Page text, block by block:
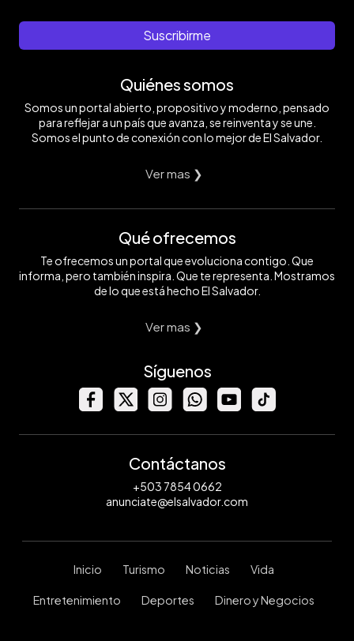
Suscribirme
Quiénes somos
Somos un portal abierto, propositivo y moderno, pensado
para reflejar a un país que avanza, se reinventa y se une.
Somos el punto de conexión con lo mejor de El Salvador.
Ver mas ❯
Qué ofrecemos
Te ofrecemos un portal que evoluciona contigo. Que
informa, pero también inspira. Que te representa. Mostramos
de lo que está hecho El Salvador.
Ver mas ❯
Síguenos
Contáctanos
+503 7854 0662
anunciate@elsalvador.com
Inicio Turismo Noticias Vida
Entretenimiento Deportes Dinero y Negocios